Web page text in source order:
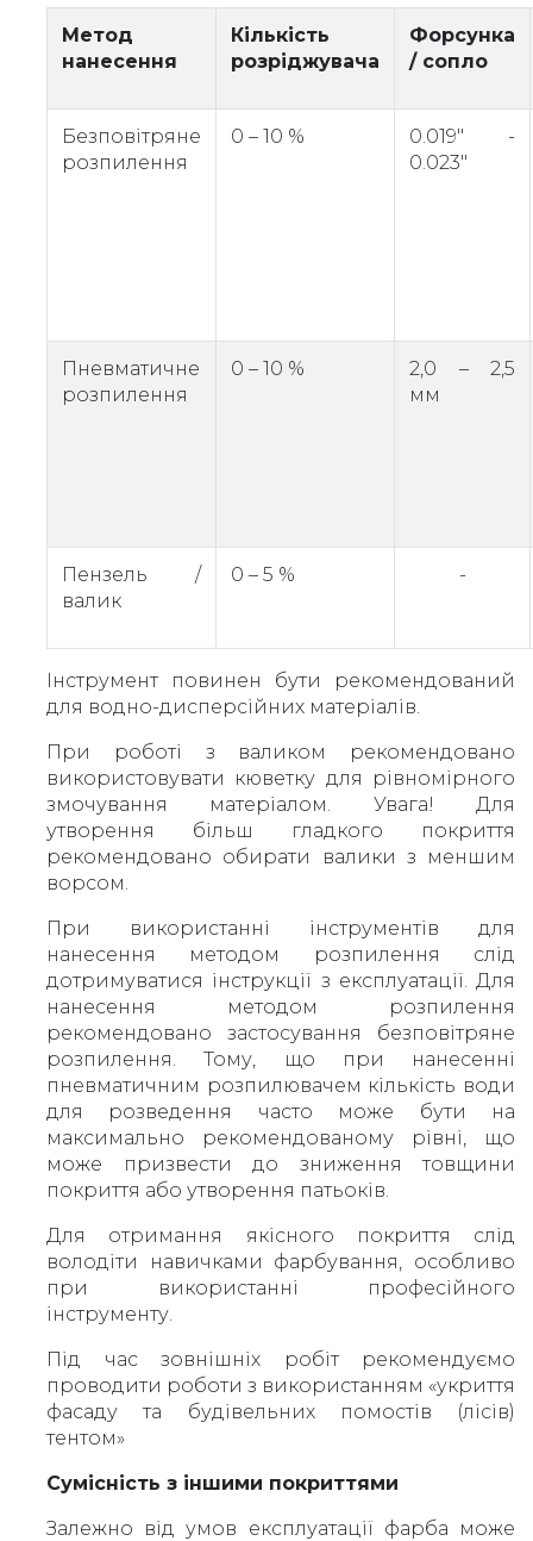
Метод
нанесення
Кількість
розріджувача
Форсунка
/ сопло
Безповітряне
розпилення
0 – 10 %
0.019" -
0.023"
Пневматичне
розпилення
0 – 10 %
2,0 – 2,5
мм
Пензель /
валик
0 – 5 % -
Інструмент повинен бути рекомендований
для водно-дисперсійних матеріалів.
При роботі з валиком рекомендовано
використовувати кюветку для рівномірного
змочування матеріалом. Увага! Для
утворення більш гладкого покриття
рекомендовано обирати валики з меншим
ворсом.
При використанні інструментів для
нанесення методом розпилення слід
дотримуватися інструкції з експлуатації. Для
нанесення методом розпилення
рекомендовано застосування безповітряне
розпилення. Тому, що при нанесенні
пневматичним розпилювачем кількість води
для розведення часто може бути на
максимально рекомендованому рівні, що
може призвести до зниження товщини
покриття або утворення патьоків.
Для отримання якісного покриття слід
володіти навичками фарбування, особливо
при використанні професійного
інструменту.
Під час зовнішніх робіт рекомендуємо
проводити роботи з використанням «укриття
фасаду та будівельних помостів (лісів)
тентом»
Сумісність з іншими покриттями
Залежно від умов експлуатації фарба може